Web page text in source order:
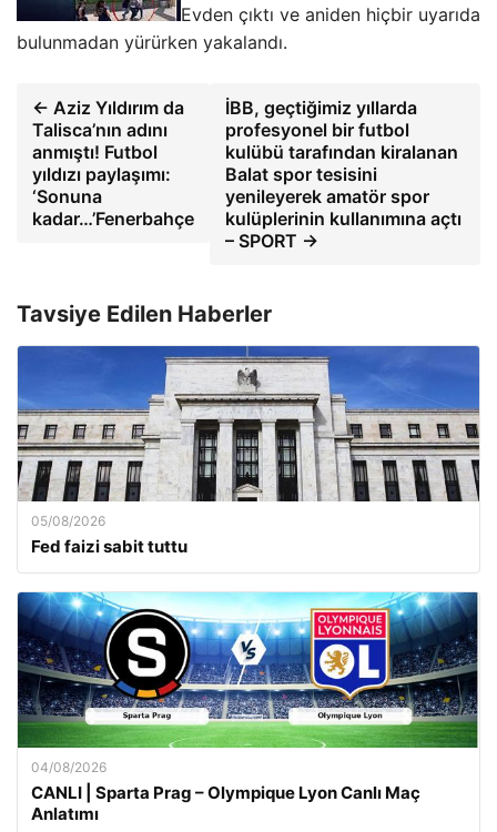
Evden çıktı ve aniden hiçbir uyarıda
bulunmadan yürürken yakalandı.
← Aziz Yıldırım da
Talisca’nın adını
anmıştı! Futbol
yıldızı paylaşımı:
‘Sonuna
kadar…’Fenerbahçe
İBB, geçtiğimiz yıllarda
profesyonel bir futbol
kulübü tarafından kiralanan
Balat spor tesisini
yenileyerek amatör spor
kulüplerinin kullanımına açtı
– SPORT →
Tavsiye Edilen Haberler
05/08/2026
Fed faizi sabit tuttu
04/08/2026
CANLI | Sparta Prag – Olympique Lyon Canlı Maç
Anlatımı